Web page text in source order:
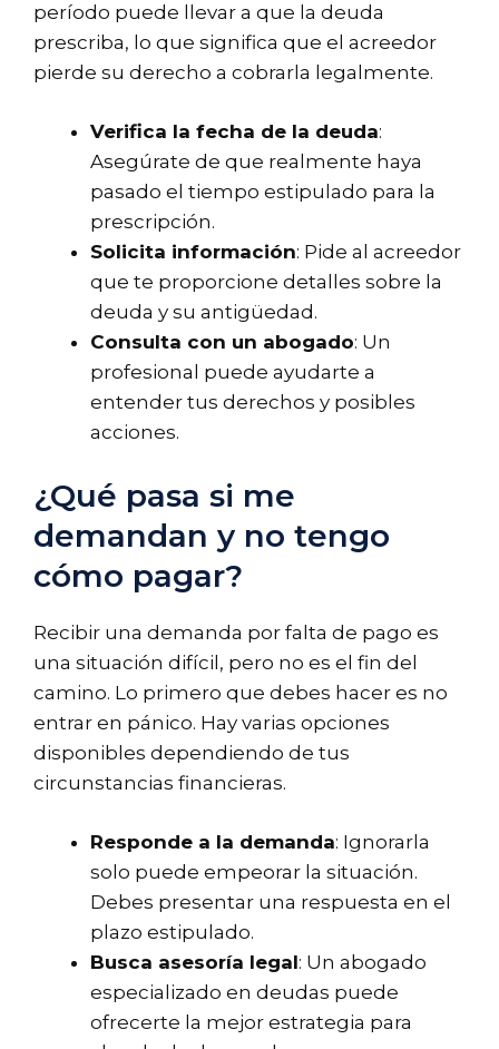
período puede llevar a que la deuda
prescriba, lo que significa que el acreedor
pierde su derecho a cobrarla legalmente.
Verifica la fecha de la deuda:
Asegúrate de que realmente haya
pasado el tiempo estipulado para la
prescripción.
Solicita información: Pide al acreedor
que te proporcione detalles sobre la
deuda y su antigüedad.
Consulta con un abogado: Un
profesional puede ayudarte a
entender tus derechos y posibles
acciones.
¿Qué pasa si me
demandan y no tengo
cómo pagar?
Recibir una demanda por falta de pago es
una situación difícil, pero no es el fin del
camino. Lo primero que debes hacer es no
entrar en pánico. Hay varias opciones
disponibles dependiendo de tus
circunstancias financieras.
Responde a la demanda: Ignorarla
solo puede empeorar la situación.
Debes presentar una respuesta en el
plazo estipulado.
Busca asesoría legal: Un abogado
especializado en deudas puede
ofrecerte la mejor estrategia para